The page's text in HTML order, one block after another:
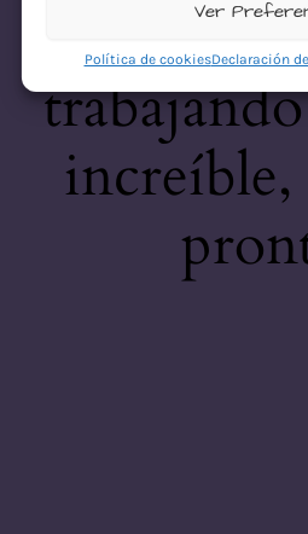
Ver
Política de cookiesDeclaración
desastre!
increíble,